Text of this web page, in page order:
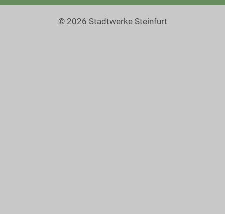
© 2026 Stadtwerke Steinfurt